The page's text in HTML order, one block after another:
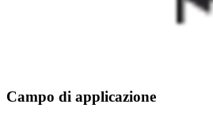
Campo di applicazione